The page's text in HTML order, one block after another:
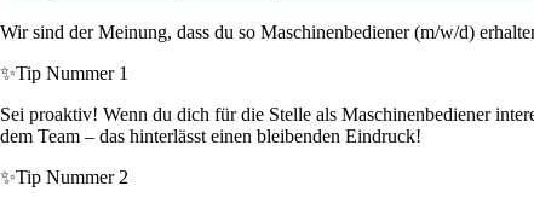
Wir sind der Meinung, dass du so Maschinenbediener (m/w/d)
✨Tip Nummer 1
Sei proaktiv! Wenn du dich für die Stelle als Maschinenbediener
dem Team – das hinterlässt einen bleibenden Eindruck!
✨Tip Nummer 2